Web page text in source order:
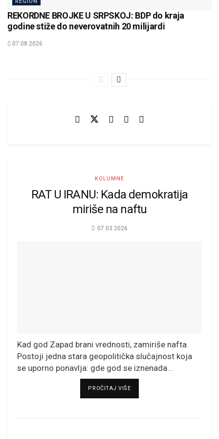
REKORDNE BROJKE U SRPSKOJ: BDP do kraja
godine stiže do neverovatnih 20 milijardi
07.08.2026
KOLUMNE
RAT U IRANU: Kada demokratija
miriše na naftu
07.03.2026
Kad god Zapad brani vrednosti, zamiriše nafta
Postoji jedna stara geopolitička slučajnost koja
se uporno ponavlja: gde god se iznenada...
PROČITAJ VIŠEDETAILS